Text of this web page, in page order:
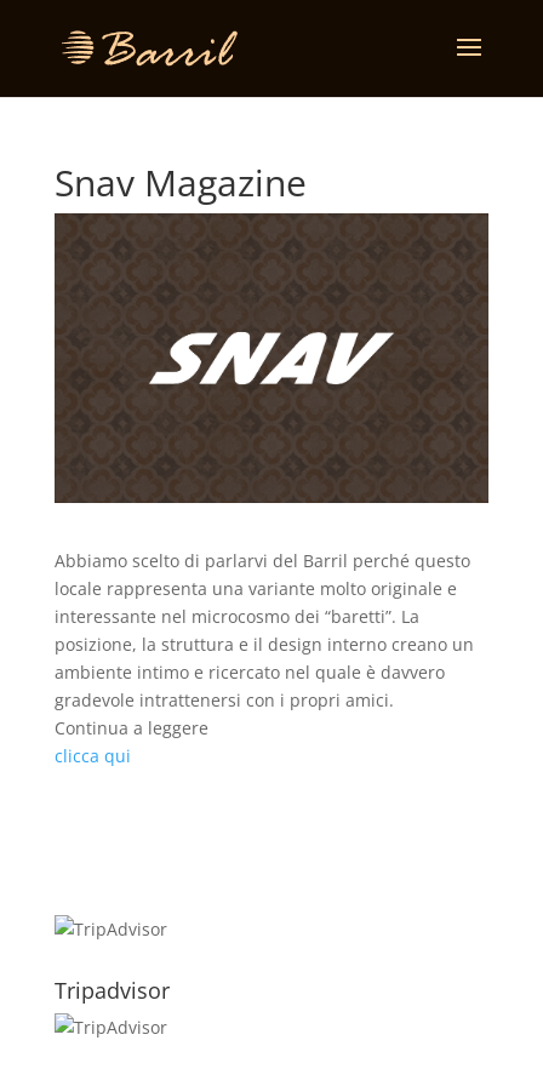
Snav Magazine
Abbiamo scelto di parlarvi del Barril perché questo
locale rappresenta una variante molto originale e
interessante nel microcosmo dei “baretti”. La
posizione, la struttura e il design interno creano un
ambiente intimo e ricercato nel quale è davvero
gradevole intrattenersi con i propri amici.
Continua a leggere
clicca qui
Tripadvisor